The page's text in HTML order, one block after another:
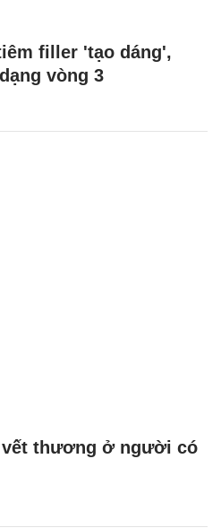
filler 'tạo dáng',
vòng 3
thương ở người có